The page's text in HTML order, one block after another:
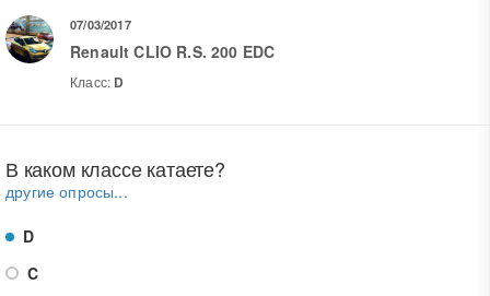
07/03/2017
Renault CLIO R.S. 200 EDC
Класс: D
В каком классе катаете?
другие опросы...
D
C